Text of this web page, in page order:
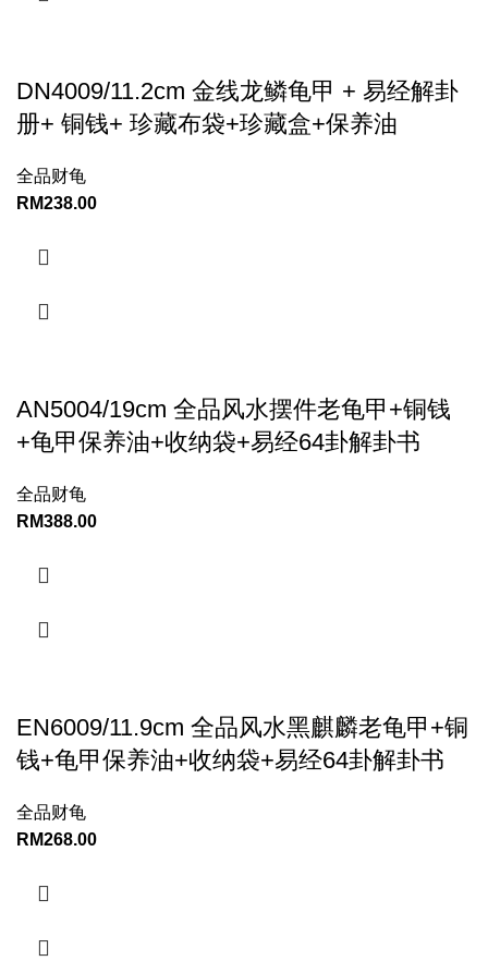
DN4009/11.2cm 金线龙鳞龟甲 + 易经解卦
册+ 铜钱+ 珍藏布袋+珍藏盒+保养油
全品财龟
RM238.00
AN5004/19cm 全品风水摆件老龟甲+铜钱
+龟甲保养油+收纳袋+易经64卦解卦书
全品财龟
RM388.00
EN6009/11.9cm 全品风水黑麒麟老龟甲+铜
钱+龟甲保养油+收纳袋+易经64卦解卦书
全品财龟
RM268.00